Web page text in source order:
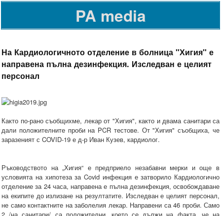
PA media
На Кардиологичното отделение в болница "Хигия" е
направена пълна дезинфекция. Изследван е целият
персонал
Както по-рано съобщихме, лекар от "Хигия", както и двама санитари са
дали положителните проби на PCR тестове. От "Хигия" съобщиха, че
заразеният с COVID-19 е д-р Иван Кузев, кардиолог.
Ръководството на „Хигия“ е предприело незабавни мерки и още в
условията на хипотеза за Covid инфекция е затворило Кардиологично
отделение за 24 часа, направена е пълна дезинфекция, освобождаване
на екипите до излизане на резултатите. Изследван е целият персонал,
не само контактните на заболелия лекар. Направени са 46 проби. Само